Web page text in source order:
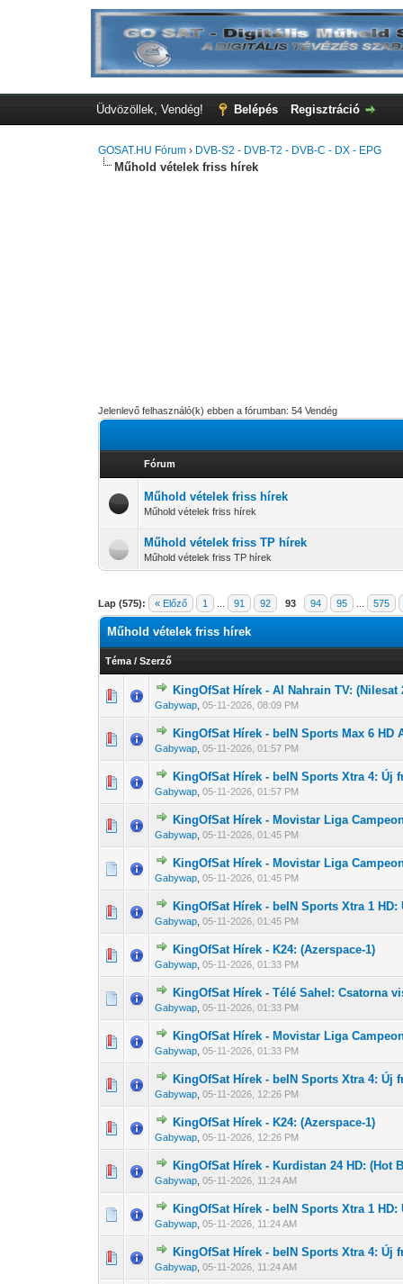
Üdvözöllek, Vendég! Belépés Regisztráció
GOSAT.HU Fórum › DVB-S2 - DVB-T2 - DVB-C - DX - EPG
Műhold vételek friss hírek
Jelenlevő felhasználó(k) ebben a fórumban: 54 Vendég
Fórum
Műhold vételek friss hírek
Műhold vételek friss hírek
Műhold vételek friss TP hírek
Műhold vételek friss TP hírek
Lap (575): « Előző 1 91 92 93 94 95 575
Műhold vételek friss hírek
Téma /Szerző
KingOfSat Hírek - Al Nahrain TV: (Nilesat
Gabywap ,05-11-2026, 08:09 PM
0 Szavazat - 01
KingOfSat Hírek - beIN Sports Max 6
Gabywap ,05-11-2026, 01:57 PM
0 Szavazat - 01
KingOfSat Hírek - beIN Sports Xtra 4: Új
Gabywap ,05-11-2026, 01:57 PM
0 Szavazat - 01
KingOfSat Hírek - Movistar Liga
Gabywap ,05-11-2026, 01:45 PM
0 Szavazat - 01
KingOfSat Hírek - Movistar Liga
Gabywap ,05-11-2026, 01:45 PM
0 Szavazat - 01
KingOfSat Hírek - beIN Sports Xtra 1
Gabywap ,05-11-2026, 01:45 PM
0 Szavazat - 01
KingOfSat Hírek - K24: (Azerspace-1)
Gabywap ,05-11-2026, 01:33 PM
0 Szavazat - 0
KingOfSat Hírek - Télé Sahel: Csatorna
Gabywap ,05-11-2026, 01:33 PM
0 Szavazat - 01
KingOfSat Hírek - Movistar Liga
Gabywap ,05-11-2026, 01:33 PM
0 Szavazat - 01
KingOfSat Hírek - beIN Sports Xtra 4: Új
Gabywap ,05-11-2026, 12:26 PM
0 Szavazat - 01
KingOfSat Hírek - K24: (Azerspace-1)
Gabywap ,05-11-2026, 12:26 PM
0 Szavazat - 0
KingOfSat Hírek - Kurdistan 24 HD: (Hot
Gabywap ,05-11-2026, 11:24 AM
0 Szavazat - 01
KingOfSat Hírek - beIN Sports Xtra 1
Gabywap ,05-11-2026, 11:24 AM
0 Szavazat - 01
KingOfSat Hírek - beIN Sports Xtra 4: Új
Gabywap ,05-11-2026, 11:24 AM
0 Szavazat - 01